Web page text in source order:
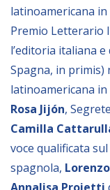
MEDIA
Foto
Video
Audio
BIBLIOTECA
latinoamericana
Premio Letterario
l’editoria italiana
Spagna, in
latinoamericana
Rosa Jijón,
Camilla
voce qualificata
spagnola,